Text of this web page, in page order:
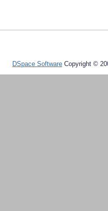
DSpace Software Copyright ©